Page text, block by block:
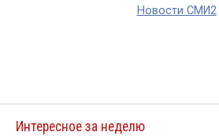
Новости СМИ2
Интересное за неделю